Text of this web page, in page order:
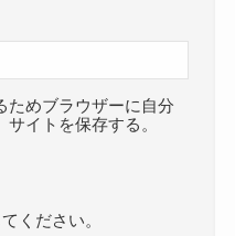
ためブラウザーに自分
イトを保存する。
ください。